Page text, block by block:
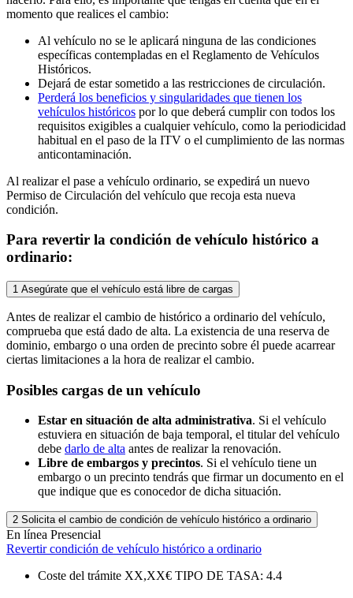
momento que realices el cambio:
Al vehículo no se le aplicará ninguna de las condiciones
específicas contempladas en el Reglamento de Vehículos
Históricos.
Dejará de estar sometido a las restricciones de circulación.
Perderá los beneficios y singularidades que tienen los
vehículos históricos por lo que deberá cumplir con todos los
requisitos exigibles a cualquier vehículo, como la periodicidad
habitual en el paso de la ITV o el cumplimiento de las normas
anticontaminación.
Al realizar el pase a vehículo ordinario, se expedirá un nuevo
Permiso de Circulación del vehículo que recoja esta nueva
condición.
Para revertir la condición de vehículo histórico a
ordinario:
1 Asegúrate que el vehículo está libre de cargas
Antes de realizar el cambio de histórico a ordinario del vehículo,
comprueba que está dado de alta. La existencia de una reserva de
dominio, embargo o una orden de precinto sobre él puede acarrear
ciertas limitaciones a la hora de realizar el cambio.
Posibles cargas de un vehículo
Estar en situación de alta administrativa. Si el vehículo
estuviera en situación de baja temporal, el titular del vehículo
debe darlo de alta antes de realizar la renovación.
Libre de embargos y precintos. Si el vehículo tiene un
embargo o un precinto tendrás que firmar un documento en el
que indique que es conocedor de dicha situación.
2 Solicita el cambio de condición de vehículo histórico a ordinario
En línea Presencial
Revertir condición de vehículo histórico a ordinario
Coste del trámite XX,XX€ TIPO DE TASA: 4.4